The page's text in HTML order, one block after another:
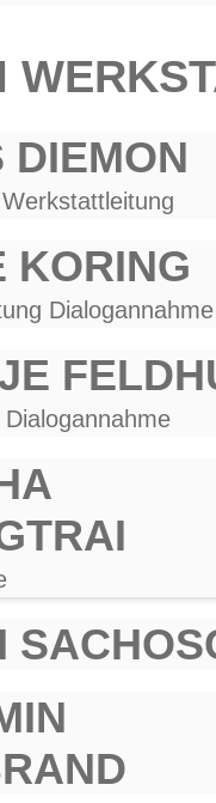
DIEMON
Werkstattleitung
KORING
Dialogannahme
Dialogannahme